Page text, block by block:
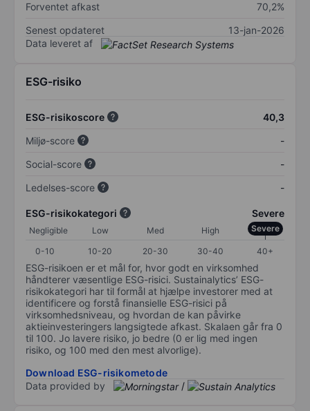
Forventet afkast
70,2%
Senest opdateret
13-jan-2026
Data leveret af
ESG-risiko
ESG-risikoscore
40,3
Miljø-score
-
Social-score
-
Ledelses-score
-
ESG-risikokategori Severe
Negligible Low Med High Severe
0-10 10-20 20-30 30-40 40+
ESG-risikoen er et mål for, hvor godt en virksomhed
håndterer væsentlige ESG-risici. Sustainalytics’ ESG-
risikokategori har til formål at hjælpe investorer med at
identificere og forstå finansielle ESG-risici på
virksomhedsniveau, og hvordan de kan påvirke
aktieinvesteringers langsigtede afkast. Skalaen går fra 0
til 100. Jo lavere risiko, jo bedre (0 er lig med ingen
risiko, og 100 med den mest alvorlige).
Download ESG-risikometode
Data provided by
/